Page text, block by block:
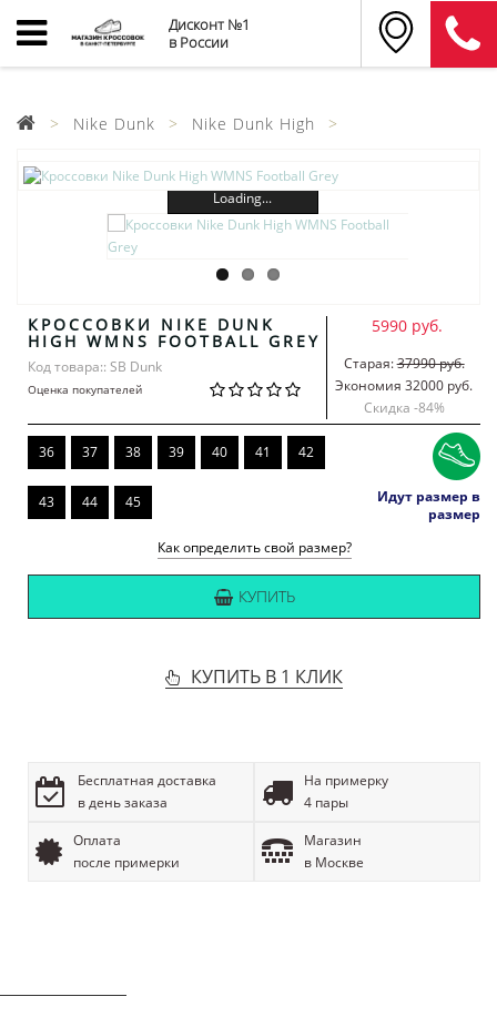
Дисконт №1
в России
Nike Dunk Nike Dunk High
Loading...
КРОССОВКИ NIKE DUNK
HIGH WMNS FOOTBALL GREY
Код товара:: SB Dunk
Оценка покупателей
5990 руб.
Старая:37990 руб.
Экономия 32000 руб.
Скидка -84%
36 37 38 39 40 41 42
43 44 45
Идут размер в
размер
Как определить свой размер?
КУПИТЬ
КУПИТЬ В 1 КЛИК
Бесплатная доставка
в день заказа
На примерку
4 пары
Оплата
после примерки
Магазин
в Москве